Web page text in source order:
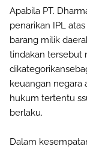
Apabila PT.
penarikan IPL
barang milik
tindakan tersebut
keuangan negara
hukum tertentu
berlaku.
Dalam